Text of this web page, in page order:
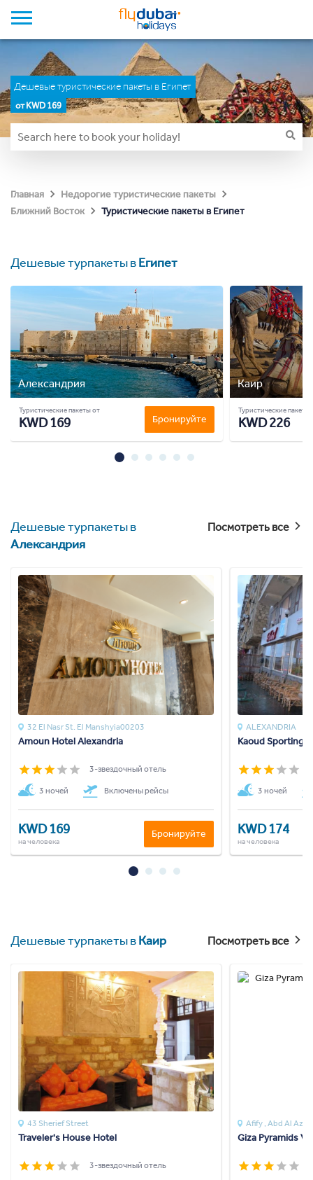
Дешевые туристические пакеты в Египет
от KWD 169
Главная
Недорогие туристические пакеты
Ближний Восток
Туристические пакеты в Египет
Дешевые турпакеты вЕгипет
Александрия
Туристические пакеты от
KWD 169 Бронируйте
Каир
Туристические пакеты
KWD 226
Дешевые турпакеты в
Александрия
Посмотреть все
32 El Nasr St. El Manshyia00203
Amoun Hotel Alexandria
3-звездочный отель
3 ночей Включены рейсы
KWD 169
на человека
Бронируйте
ALEXANDRIA
Kaoud Sporting
3 ночей
KWD 174
на человека
Дешевые турпакеты вКаир Посмотреть все
43 Sherief Street
Traveler's House Hotel
3-звездочный отель
Giza Pyramids